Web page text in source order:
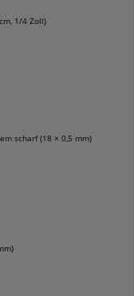
1/4 Zoll)
scharf (18 × 0,5 mm)